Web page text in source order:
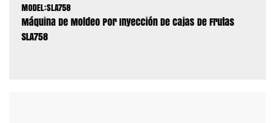
MODEL:SLA758
Máquina De Moldeo Por Inyección De Cajas De Frutas
SLA758